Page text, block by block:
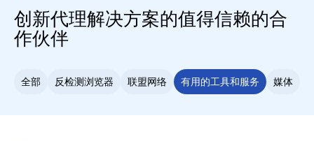
创新代理解决方案的值得信赖的合
作伙伴
全部 反检测浏览器 联盟网络 有用的工具和服务 媒体